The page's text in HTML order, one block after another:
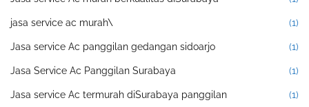
jasa service ac murah\ (1)
Jasa service Ac panggilan gedangan sidoarjo (1)
Jasa Service Ac Panggilan Surabaya (1)
Jasa service Ac termurah diSurabaya panggilan (1)